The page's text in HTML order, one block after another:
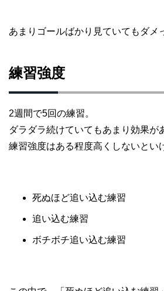
あまりゴールばかり見ていてもダメ
練習強度
2週間で5回の練習。
ダラダラ続けていてもあまり効果が
練習強度はある程度高くしないとい
死ぬほど追い込む練習
追い込む練習
ボチボチ追い込む練習